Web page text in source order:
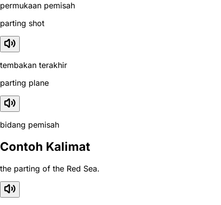
permukaan pemisah
parting shot
tembakan terakhir
parting plane
bidang pemisah
Contoh Kalimat
the parting of the Red Sea.